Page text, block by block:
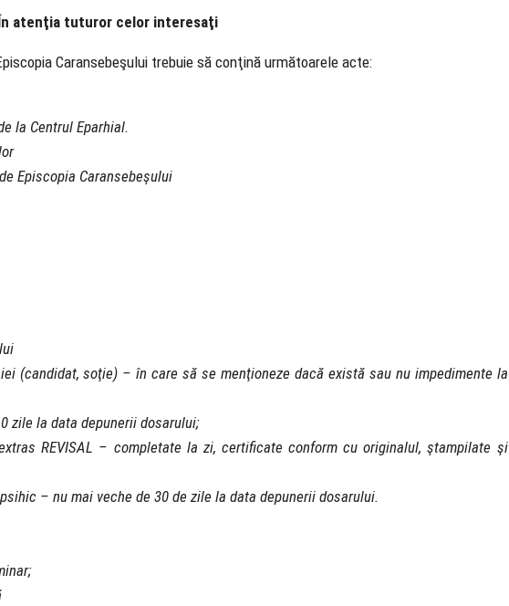
atenţia tuturor celor interesaţi
Caransebeşului trebuie să conţină următoarele acte:
la Centrul Eparhial.
Episcopia Caransebeşului
(candidat, soţie) – în care să se menţioneze dacă există sau nu impedimente la
zile la data depunerii dosarului;
REVISAL – completate la zi, certificate conform cu originalul, ştampilate şi
– nu mai veche de 30 de zile la data depunerii dosarului.